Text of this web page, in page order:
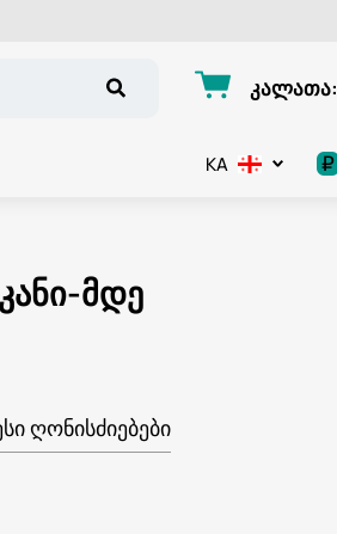
კალათა:
KA ₽
მდე
ᲦᲝᲜᲘᲡᲫᲘᲔᲑᲔᲑᲘ